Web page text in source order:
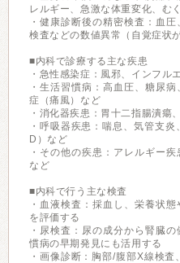
レルギー、急激な体重変化、む
・健康診断後の精密検査：血
検査などの数値異常（自覚症状
■内科で診療する主な疾患
・急性感染症：風邪、インフル
・生活習慣病：高血圧、糖尿
症（痛風）など
・消化器疾患：胃十二指腸潰瘍
・呼吸器疾患：喘息、気管支
D）など
・その他の疾患：アレルギー
など
■内科で行う主な検査
・血液検査：採血し、栄養状
を評価する
・尿検査：尿の成分から腎臓
慣病の早期発見にも活用する
・画像診断：胸部/腹部X線検